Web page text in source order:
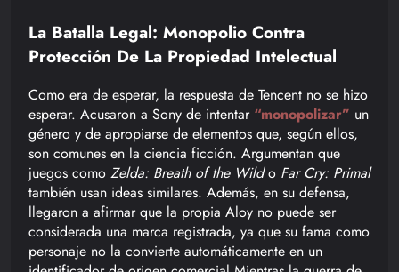
La Batalla Legal: Monopolio Contra
Protección De La Propiedad Intelectual
Como era de esperar, la respuesta de Tencent no se hizo
esperar. Acusaron a Sony de intentar “monopolizar” un
género y de apropiarse de elementos que, según ellos,
son comunes en la ciencia ficción. Argumentan que
juegos como Zelda: Breath of the Wildo Far Cry: Primal
también usan ideas similares. Además, en su defensa,
llegaron a afirmar que la propia Aloy no puede ser
considerada una marca registrada, ya que su fama como
personaje no la convierte automáticamente en un